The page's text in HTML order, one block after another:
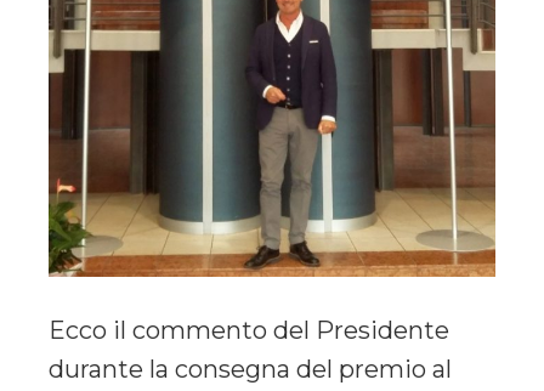
Ecco il commento del Presidente
durante la consegna del premio al